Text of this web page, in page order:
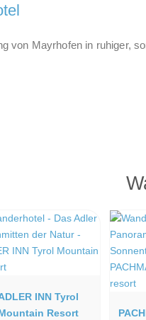
von Mayrhofen in ruhiger,
INN Tyrol
Resort